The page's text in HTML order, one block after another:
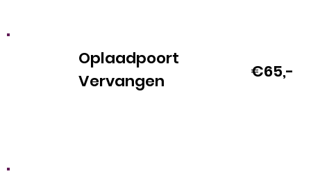
Oplaadpoort
Vervangen
€65,-